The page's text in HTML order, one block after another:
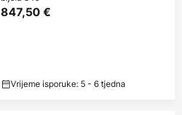
847,50 €
Vrijeme isporuke: 5 - 6 tjedna